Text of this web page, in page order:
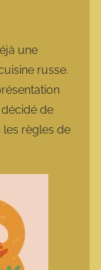
une
russe.
décidé de
règles de